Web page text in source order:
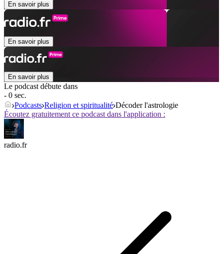
En savoir plus
En savoir plus
En savoir plus
Le podcast débute dans
- 0 sec.
Podcasts Religion et spiritualité Décoder l'astrologie
Écoutez gratuitement ce podcast dans l'application :
radio.fr